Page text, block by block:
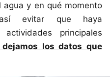
y en qué momento
evitar que haya
principales
dejamos los datos que